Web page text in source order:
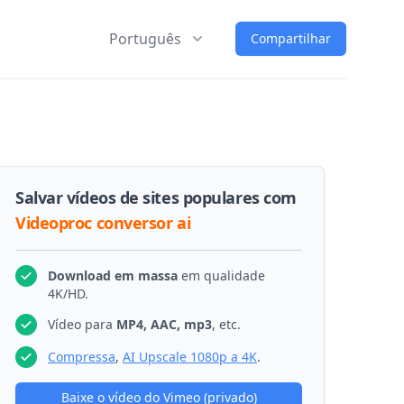
Português Compartilhar
Salvar vídeos de sites populares com
Videoproc conversor ai
Download em massa em qualidade
4K/HD.
Vídeo para MP4, AAC, mp3, etc.
Compressa, AI Upscale 1080p a 4K.
Baixe o vídeo do Vimeo (privado)